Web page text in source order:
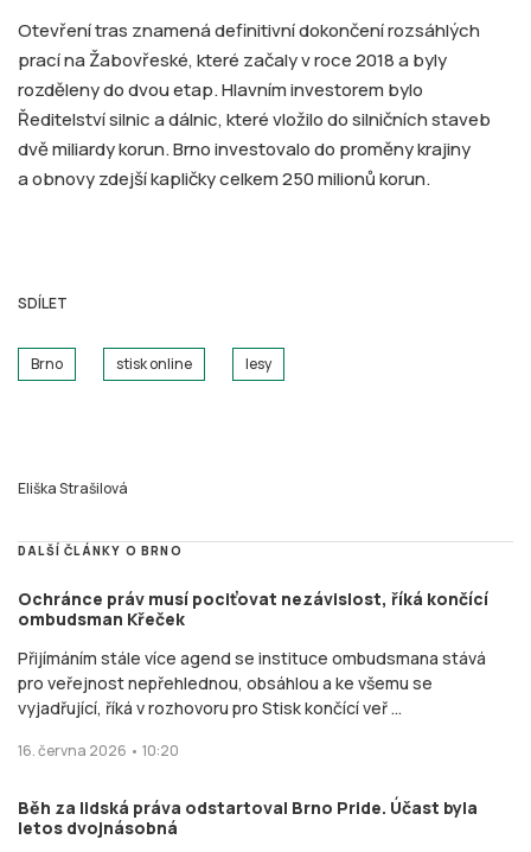
Otevření tras znamená definitivní dokončení rozsáhlých
prací na Žabovřeské, které začaly v roce 2018 a byly
rozděleny do dvou etap. Hlavním investorem bylo
Ředitelství silnic a dálnic, které vložilo do silničních staveb
dvě miliardy korun. Brno investovalo do proměny krajiny
a obnovy zdejší kapličky celkem 250 milionů korun.
SDÍLET
Brno stisk online lesy
Eliška Strašilová
DALŠÍ ČLÁNKY O BRNO
Ochránce práv musí pociťovat nezávislost, říká končící
ombudsman Křeček
Přijímáním stále více agend se instituce ombudsmana stává
pro veřejnost nepřehlednou, obsáhlou a ke všemu se
vyjadřující, říká v rozhovoru pro Stisk končící veř ...
16. června 2026 • 10:20
Běh za lidská práva odstartoval Brno Pride. Účast byla
letos dvojnásobná